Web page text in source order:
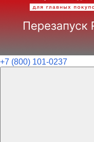
+7 (800) 101-0237